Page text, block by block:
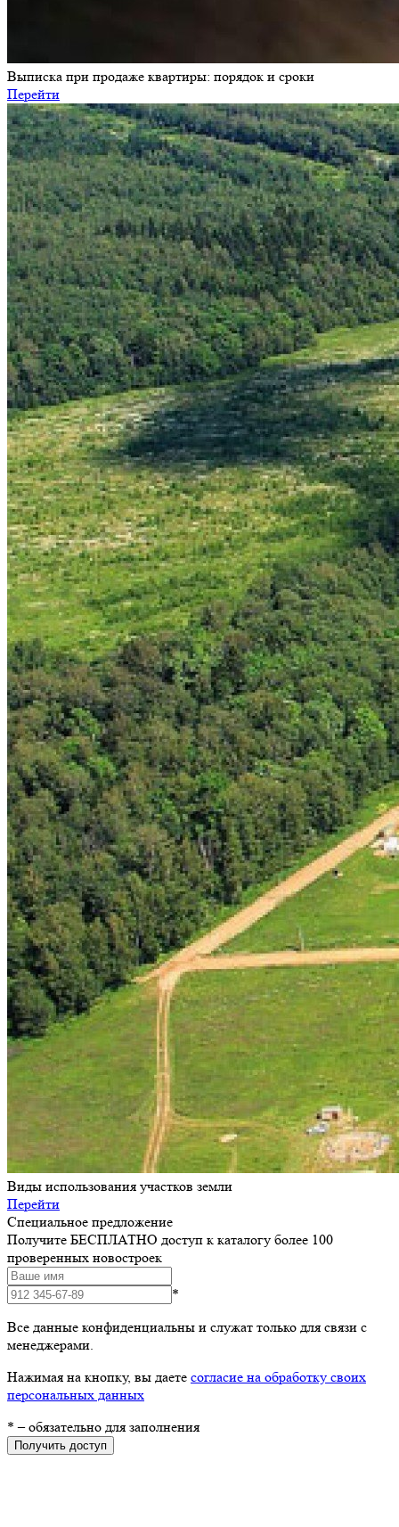
Выписка при продаже квартиры: порядок и сроки
Перейти
Виды использования участков земли
Перейти
Специальное предложение
Получите БЕСПЛАТНО доступ к каталогу более 100
проверенных новостроек
*
Все данные конфиденциальны и служат только для связи с
менеджерами.
Нажимая на кнопку, вы даете согласие на обработку своих
персональных данных
* – обязательно для заполнения
Получить доступ